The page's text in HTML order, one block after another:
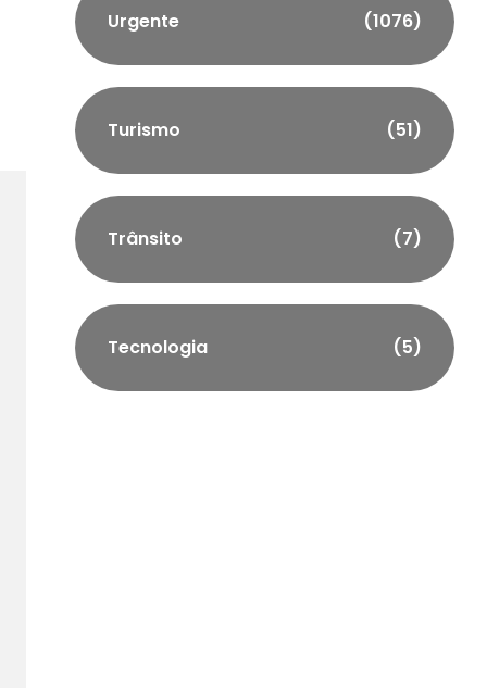
Urgente (1076)
Turismo (51)
Trânsito (7)
Tecnologia (5)